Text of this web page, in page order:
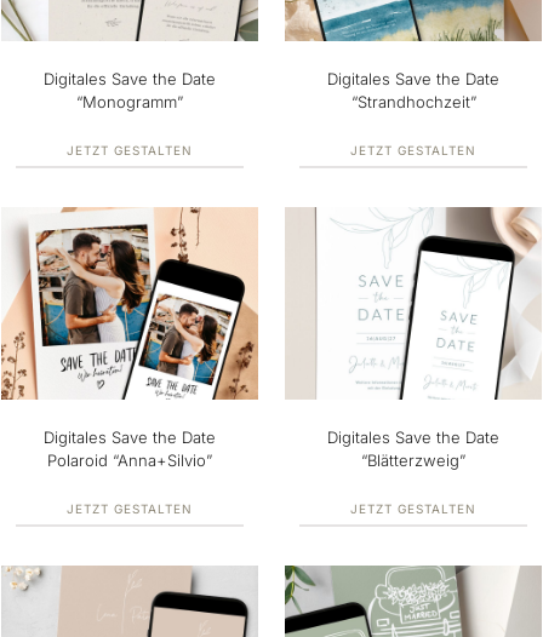
Digitales Save the Date
“Monogramm”
JETZT GESTALTEN
Digitales Save the Date
“Strandhochzeit”
JETZT GESTALTEN
Digitales Save the Date
Polaroid “Anna+Silvio”
JETZT GESTALTEN
Digitales Save the Date
“Blätterzweig”
JETZT GESTALTEN